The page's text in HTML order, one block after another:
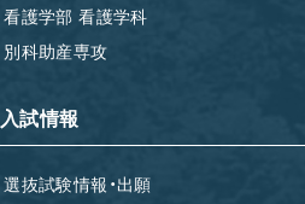
看護学部 看護学科
別科助産専攻
入試情報
選抜試験情報・出願